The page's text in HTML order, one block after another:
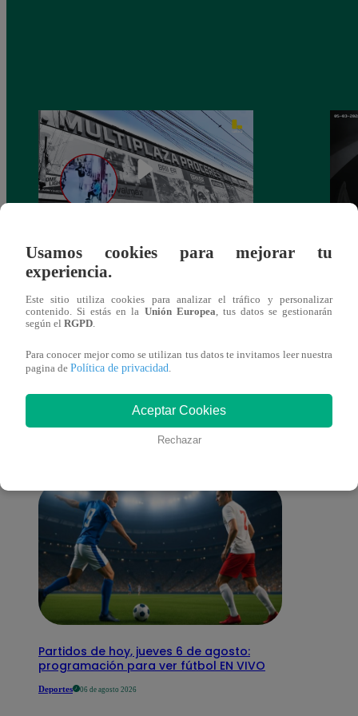
Asesinan a comerciante ferretero dentro de
galería en San Juan de Lurigancho
También te puede
interesar
Partidos de hoy, jueves 6 de agosto:
programación para ver fútbol EN VIVO
Deportes 06 de agosto 2026
Usamos cookies para mejorar tu
experiencia.
Este sitio utiliza cookies para analizar el tráfico y personalizar
contenido. Si estás en la Unión Europea , tus datos se gestionarán
según el RGPD
Para conocer mejor como se utilizan tus datos te invitamos leer nuestra
pagina de Política de privacidad
Aceptar Cookies
Rechazar